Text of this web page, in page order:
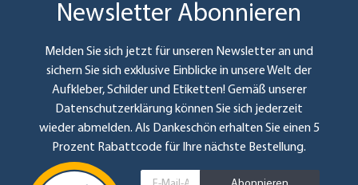
Newsletter Abonnieren
Melden Sie sich jetzt für unseren Newsletter an und
sichern Sie sich exklusive Einblicke in unsere Welt der
Aufkleber, Schilder und Etiketten! Gemäß unserer
Datenschutzerklärung können Sie sich jederzeit
wieder abmelden. Als Dankeschön erhalten Sie einen 5
Prozent Rabattcode für Ihre nächste Bestellung.